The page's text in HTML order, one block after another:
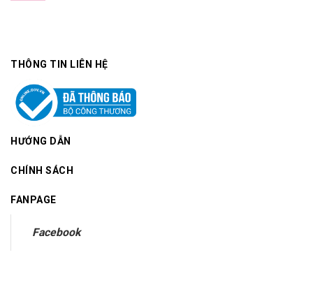
THÔNG TIN LIÊN HỆ
HƯỚNG DẪN
CHÍNH SÁCH
FANPAGE
Facebook